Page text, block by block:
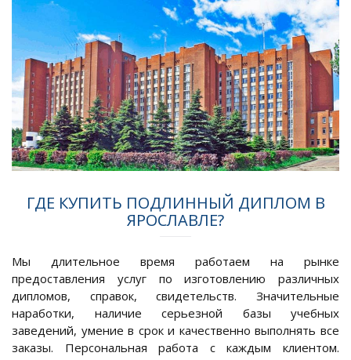
ГДЕ КУПИТЬ ПОДЛИННЫЙ ДИПЛОМ В
ЯРОСЛАВЛЕ?
Мы длительное время работаем на рынке
предоставления услуг по изготовлению различных
дипломов, справок, свидетельств. Значительные
наработки, наличие серьезной базы учебных
заведений, умение в срок и качественно выполнять все
заказы. Персональная работа с каждым клиентом.